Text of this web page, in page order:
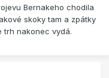
Bernakeho chodila
skoky tam a zpátky
trh nakonec vydá.